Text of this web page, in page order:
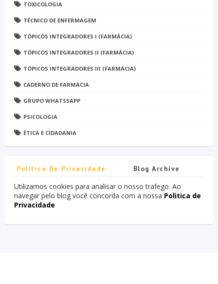
TOXICOLOGIA
TÉCNICO DE ENFERMAGEM
TÓPICOS INTEGRADORES I (FARMÁCIA)
TÓPICOS INTEGRADORES II (FARMÁCIA)
TÓPICOS INTEGRADORES III (FARMÁCIA)
CADERNO DE FARMÁCIA
GRUPO WHATSSAPP
PSICOLOGIA
ÉTICA E CIDADANIA
Politica De Privacidade Blog Archive
Utilizamos cookies para analisar o nosso trafego. Ao
navegar pelo blog você concorda com a nossa Politica de
Privacidade